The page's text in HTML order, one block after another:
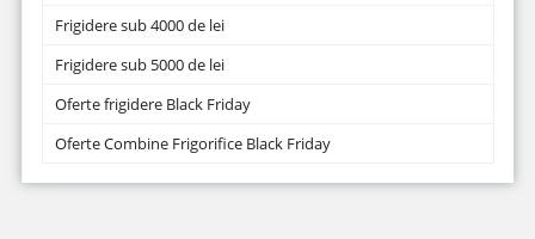
Frigidere sub 4000 de lei
Frigidere sub 5000 de lei
Oferte frigidere Black Friday
Oferte Combine Frigorifice Black Friday